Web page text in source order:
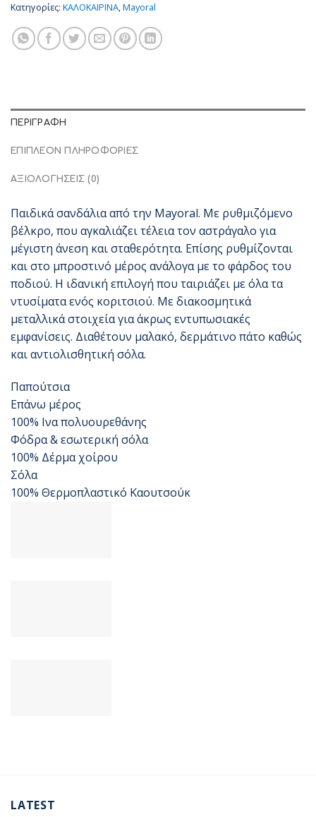
Κατηγορίες: ΚΑΛΟΚΑΙΡΙΝΑ,Mayoral
ΠΕΡΙΓΡΑΦΉ
ΕΠΙΠΛΈΟΝ ΠΛΗΡΟΦΟΡΊΕΣ
ΑΞΙΟΛΟΓΉΣΕΙΣ (0)
Παιδικά σανδάλια από την Mayoral. Με ρυθμιζόμενο
βέλκρο, που αγκαλιάζει τέλεια τον αστράγαλο για
μέγιστη άνεση και σταθερότητα. Επίσης ρυθμίζονται
και στο μπροστινό μέρος ανάλογα με το φάρδος του
ποδιού. Η ιδανική επιλογή που ταιριάζει με όλα τα
ντυσίματα ενός κοριτσιού. Με διακοσμητικά
μεταλλικά στοιχεία για άκρως εντυπωσιακές
εμφανίσεις. Διαθέτουν μαλακό, δερμάτινο πάτο καθώς
και αντιολισθητική σόλα.
Παπούτσια
Επάνω μέρος
100% Ινα πολυουρεθάνης
Φόδρα & εσωτερική σόλα
100% Δέρμα χοίρου
Σόλα
100% Θερμοπλαστικό Καουτσούκ
LATEST